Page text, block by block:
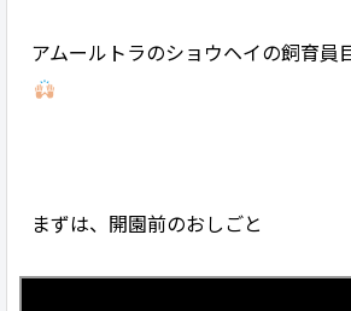
アムールトラのショウヘイの飼育員
まずは、開園前のおしごと